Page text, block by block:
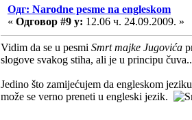
Одг: Narodne pesme na engleskom
« Одговор #9 у: 12.06 ч. 24.09.2009. »
Vidim da se u pesmi Smrt majke Jugovića
slogove svakog stiha, ali je u principu
Jedino što zamijećujem da engleskom
može se verno preneti u engleski jezik.